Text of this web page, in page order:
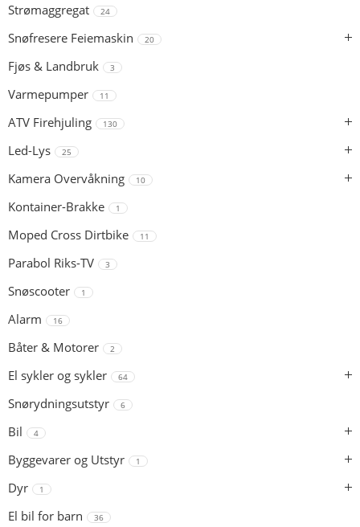
Strømaggregat 24
Snøfresere Feiemaskin 20
Fjøs & Landbruk 3
Varmepumper 11
ATV Firehjuling 130
Led-Lys 25
Kamera Overvåkning 10
Kontainer-Brakke 1
Moped Cross Dirtbike 11
Parabol Riks-TV 3
Snøscooter 1
Alarm 16
Båter & Motorer 2
El sykler og sykler 64
Snørydningsutstyr 6
Bil 4
Byggevarer og Utstyr 1
Dyr 1
El bil for barn 36